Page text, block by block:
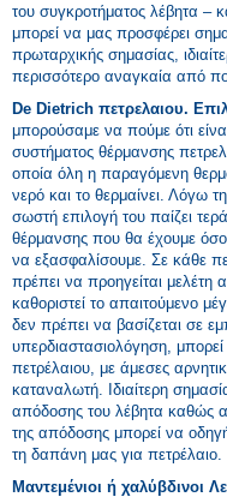
του συγκροτήματος λέβητα –
μπορεί να μας προσφέρει
πρωταρχικής σημασίας,
περισσότερο αναγκαία από
De Dietrich πετρελαιου.
μπορούσαμε να πούμε ότι
συστήματος θέρμανσης
οποία όλη η παραγόμενη
νερό και το θερμαίνει. Λόγω
σωστή επιλογή του παίζει
θέρμανσης που θα έχουμε
να εξασφαλίσουμε. Σε κάθε
πρέπει να προηγείται μελέτη
καθοριστεί το απαιτούμενο
δεν πρέπει να βασίζεται σε
υπερδιαστασιολόγηση,
πετρέλαιου, με άμεσες
καταναλωτή. Ιδιαίτερη
απόδοσης του λέβητα καθώς
της απόδοσης μπορεί να
τη δαπάνη μας για πετρέλαιο.
Μαντεμένιοι ή χαλύβδινοι